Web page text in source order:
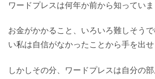
ワードプレスは何年か前から知っていま
お金がかかること、いろいろ難しそう
い私は自信がなかったことから手を出せ
しかしその分、ワードプレスは自分の